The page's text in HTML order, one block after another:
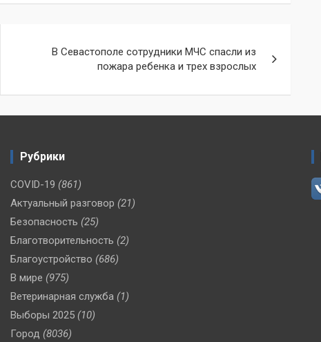
В Севастополе сотрудники МЧС спасли из
пожара ребенка и трех взрослых
Рубрики
COVID-19 (861)
Актуальный разговор (21)
Безопасность (25)
Благотворительность (2)
Благоустройство (686)
В мире (975)
Ветеринарная служба (1)
Выборы 2025 (10)
Город (8036)